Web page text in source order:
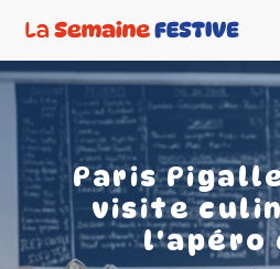
Paris
visite
l'apéro